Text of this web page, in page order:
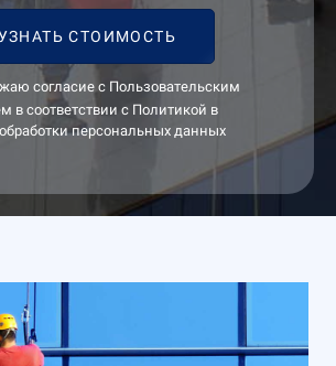
СТОИМОСТЬ
согласие с Пользовательским
в соответствии с Политикой в
персональных данных